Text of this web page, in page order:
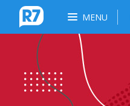
MENU